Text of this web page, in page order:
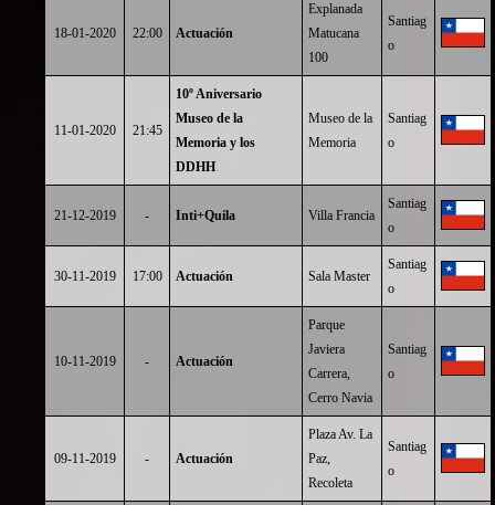
18-01-2020 22:00 Actuación
Explanada
Matucana
100
Santiag
o
11-01-2020 21:45
10º Aniversario
Museo de la
Memoria y los
DDHH
Museo de la
Memoria
Santiag
o
21-12-2019 - Inti+Quila Villa Francia
Santiag
o
30-11-2019 17:00 Actuación Sala Master
Santiag
o
10-11-2019 - Actuación
Parque
Javiera
Carrera,
Cerro Navia
Santiag
o
09-11-2019 - Actuación
Plaza Av. La
Paz,
Recoleta
Santiag
o